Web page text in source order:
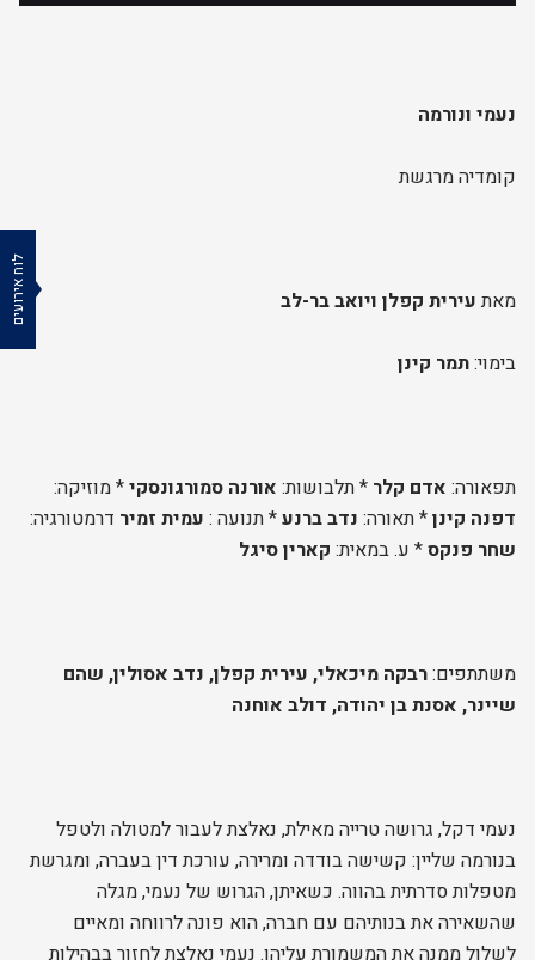
נעמי ונורמה
קומדיה מרגשת
מאתעירית קפלן ויואב בר-לב
בימוי:תמר קינן
תפאורה: אדם קלר * תלבושות: אורנה סמורגונסקי* מוזיקה:
דפנה קינן* תאורה: נדב ברנע* תנועה : עמית זמיר דרמטורגיה:
שחר פנקס* ע. במאית: קארין סיגל
משתתפים:רבקה מיכאלי, עירית קפלן, נדב אסולין, שהם
שיינר, אסנת בן יהודה, דולב אוחנה
נעמי דקל, גרושה טרייה מאילת, נאלצת לעבור למטולה ולטפל
בנורמה שליין: קשישה בודדה ומרירה, עורכת דין בעברה, ומגרשת
מטפלות סדרתית בהווה. כשאיתן, הגרוש של נעמי, מגלה
שהשאירה את בנותיהם עם חברה, הוא פונה לרווחה ומאיים
לשלול ממנה את המשמורת עליהן. נעמי נאלצת לחזור בבהילות
לוח אירועים